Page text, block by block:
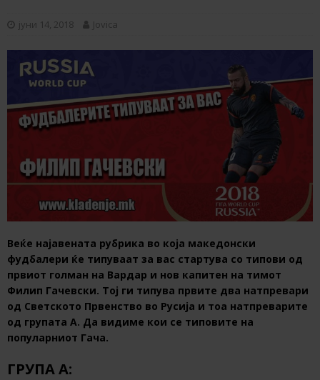
јуни 14, 2018 Jovica
Веќе најавената рубрика во која македонски
фудбалери ќе типуваат за вас стартува со типови од
првиот голман на Вардар и нов капитен на тимот
Филип Гачевски. Тој ги типува првите два натпревари
од Светското Првенство во Русија и тоа натпреварите
од групата А. Да видиме кои се типовите на
популарниот Гача.
ГРУПА А: